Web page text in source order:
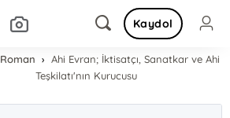
Kaydol
Roman
Ahi Evran; İktisatçı, Sanatkar ve Ahi
Teşkilatı'nın Kurucusu